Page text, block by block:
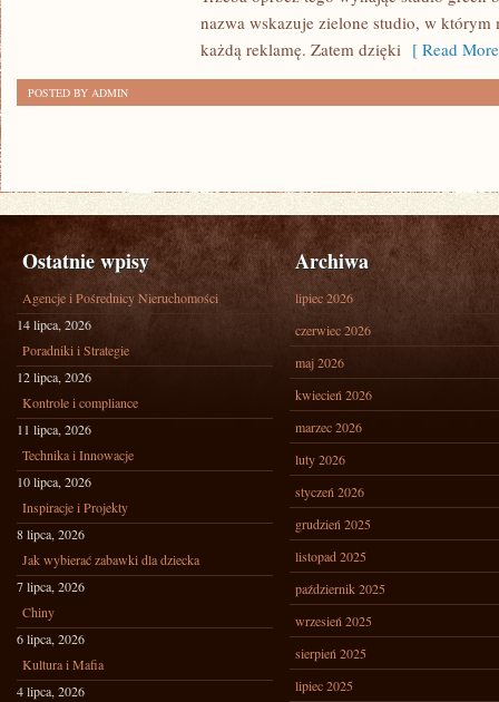
nazwa wskazuje zielone studio, w którym
każdą reklamę. Zatem dzięki [ Read
POSTED BY ADMIN
Ostatnie wpisy
Agencje i Pośrednicy Nieruchomości
14 lipca, 2026
Poradniki i Strategie
12 lipca, 2026
Kontrole i compliance
11 lipca, 2026
Technika i Innowacje
10 lipca, 2026
Inspiracje i Projekty
8 lipca, 2026
Jak wybierać zabawki dla dziecka
7 lipca, 2026
Chiny
6 lipca, 2026
Kultura i Mafia
4 lipca, 2026
Archiwa
lipiec 2026
czerwiec 2026
maj 2026
kwiecień 2026
marzec 2026
luty 2026
styczeń 2026
grudzień 2025
listopad 2025
październik 2025
wrzesień 2025
sierpień 2025
lipiec 2025